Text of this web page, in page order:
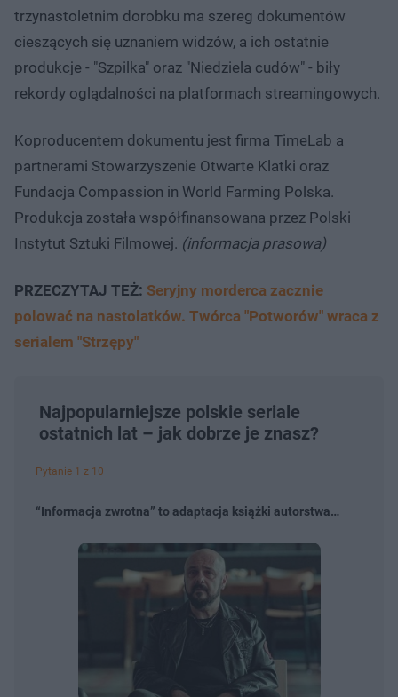
trzynastoletnim dorobku ma szereg dokumentów
cieszących się uznaniem widzów, a ich ostatnie
produkcje - "Szpilka" oraz "Niedziela cudów" - biły
rekordy oglądalności na platformach streamingowych.
Koproducentem dokumentu jest firma TimeLab a
partnerami Stowarzyszenie Otwarte Klatki oraz
Fundacja Compassion in World Farming Polska.
Produkcja została współfinansowana przez Polski
Instytut Sztuki Filmowej. (informacja prasowa)
PRZECZYTAJ TEŻ: Seryjny morderca zacznie
polować na nastolatków. Twórca "Potworów" wraca z
serialem "Strzępy"
Najpopularniejsze polskie seriale
ostatnich lat – jak dobrze je znasz?
Pytanie 1 z 10
“Informacja zwrotna” to adaptacja książki autorstwa…